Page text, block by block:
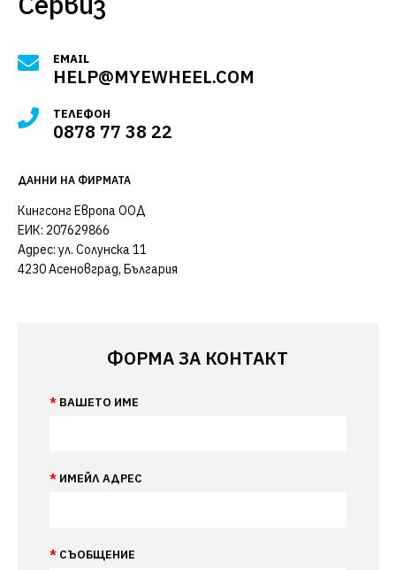
EMAIL
HELP@MYEWHEEL.COM
ТЕЛЕФОН
0878 77 38 22
ДАННИ НА ФИРМАТА
Кингсонг Европа ООД
ЕИК: 207629866
Адрес: ул. Солунска 11
4230 Асеновград, България
ФОРМА ЗА КОНТАКТ
ВАШЕТО ИМЕ
ИМЕЙЛ АДРЕС
СЪОБЩЕНИЕ